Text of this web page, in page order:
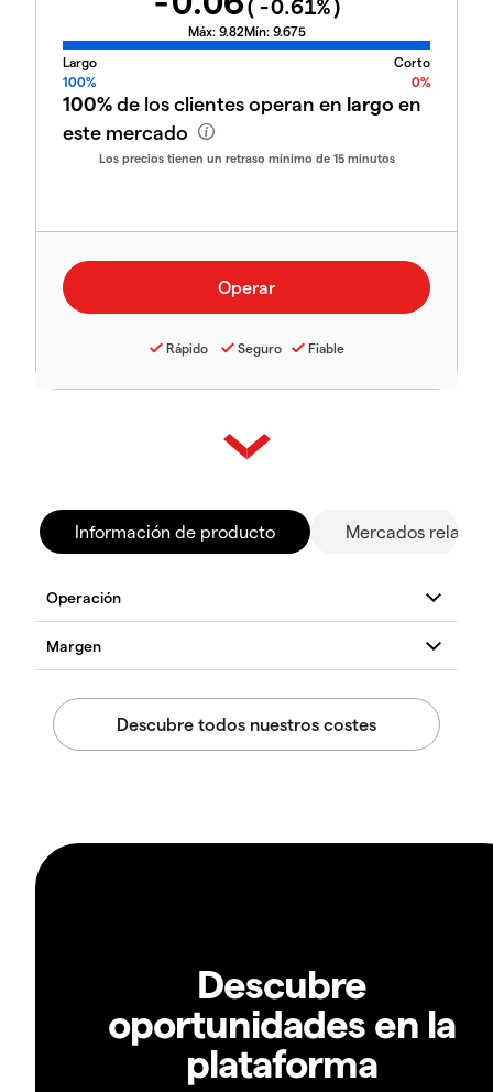
( -0.61%)
Máx: 9.82Mín: 9.675
Largo
Corto
100%
0%
100%de los clientes operan en largo en
este mercado
Los precios tienen un retraso mínimo de 15 minutos
Rápido Seguro Fiable
Información de producto Mercados
Descubre
oportunidades en la
plataforma